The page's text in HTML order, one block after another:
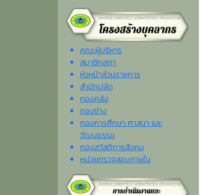
คณะผู้บริหาร
สมาชิกสภา
หัวหน้าส่วนราชการ
สำนักปลัด
กองคลัง
กองช่าง
กองการศึกษา ศาสนา และ
วัฒนธรรม
กองสวัสดิการสังคม
หน่วยตรวจสอบภายใน